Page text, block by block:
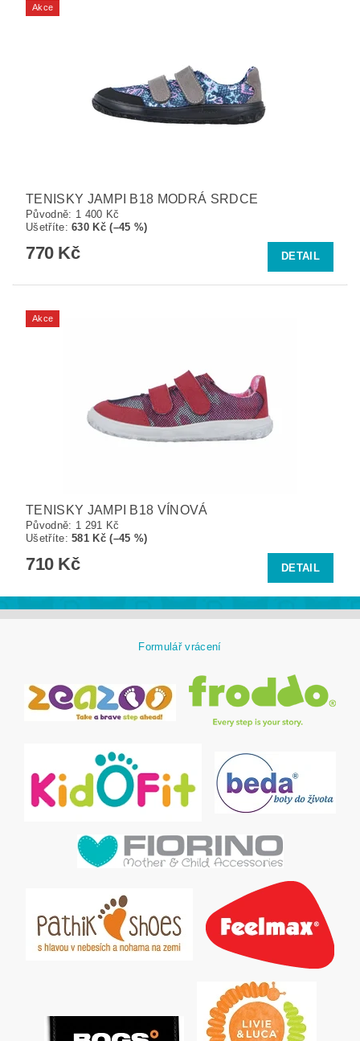
Akce
TENISKY JAMPI B18 MODRÁ SRDCE
Původně: 1 400 Kč
Ušetříte:630 Kč (–45 %)
770 Kč DETAIL
Akce
TENISKY JAMPI B18 VÍNOVÁ
Původně: 1 291 Kč
Ušetříte:581 Kč (–45 %)
710 Kč DETAIL
Formulář vrácení